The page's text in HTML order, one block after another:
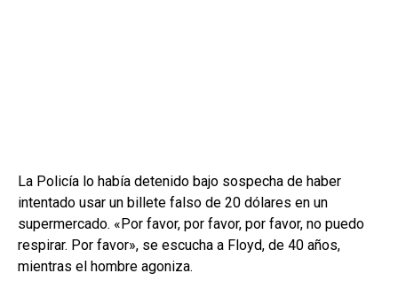
La Policía lo había detenido bajo sospecha de haber
intentado usar un billete falso de 20 dólares en un
supermercado. «Por favor, por favor, por favor, no puedo
respirar. Por favor», se escucha a Floyd, de 40 años,
mientras el hombre agoniza.